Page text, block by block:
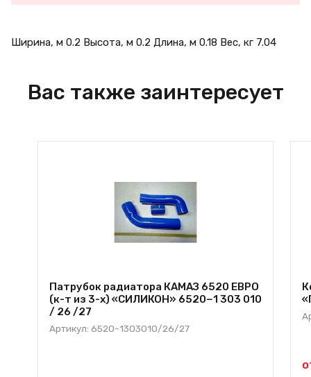
Ширина, м 0.2 Высота, м 0.2 Длина, м 0.18 Вес, кг 7.04
Вас также заинтересует
Патрубок радиатора КАМАЗ 6520 ЕВРО
(к-т из 3-х) «СИЛИКОН» 6520−1 303 010
/ 26 /27
Артикул: 6520-1303010/26/27